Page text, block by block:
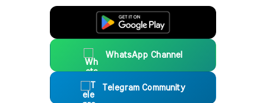
WhatsApp Channel
Telegram Community